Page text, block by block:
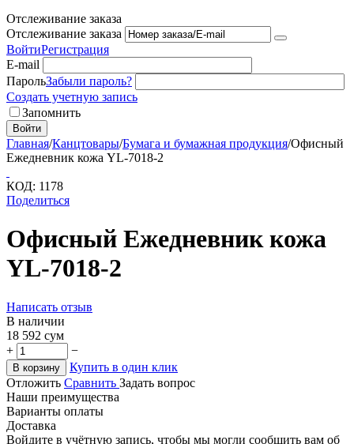
Отслеживание заказа
Отслеживание заказа
ВойтиРегистрация
E-mail
ПарольЗабыли пароль?
Создать учетную запись
Запомнить
Войти
Главная/Канцтовары/Бумага и бумажная продукция/Офисный
Ежедневник кожа YL-7018-2
КОД: 1178
Поделиться
Офисный Ежедневник кожа
YL-7018-2
Написать отзыв
В наличии
18 592 сум
+
−
В корзину
Купить в один клик
Отложить Сравнить Задать вопрос
Наши преимущества
Варианты оплаты
Доставка
Войдите в учётную запись, чтобы мы могли сообщить вам об